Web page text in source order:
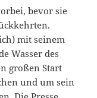
bevor sie
mit seinem
Wasser des
großen Start
und um sein